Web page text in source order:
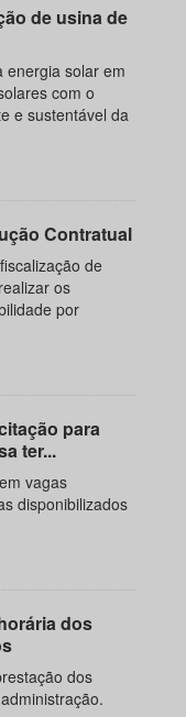
de usina de
energia solar em
com o
e sustentável da
Contratual
de
os
por
para
ter...
vagas
disponibilizados
dos
dos